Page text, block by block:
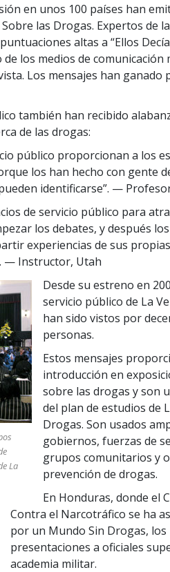
en unos 100 países han
las Drogas. Expertos de
altas a “Ellos
los medios de comunicación
Los mensajes han ganado
también han recibido
de las drogas:
público proporcionan a los
los han hecho con gente
identificarse”. —
de servicio público para
los debates, y después
experiencias de sus
— Instructor, Utah
La
Desde su estreno en
servicio público de La
han sido vistos por
personas.
Estos mensajes
introducción en
sobre las drogas y son
del plan de estudios de
Drogas. Son usados
gobiernos, fuerzas de
grupos comunitarios y
prevención de drogas.
En Honduras, donde el
Contra el Narcotráfico se ha
por un Mundo Sin Drogas, los
presentaciones a oficiales
academia militar.